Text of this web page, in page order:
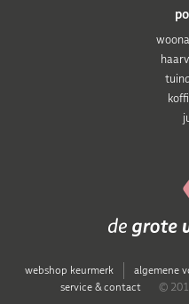
webshop keurmerk algemene
service & contact
©